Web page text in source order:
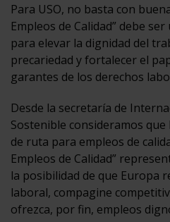
Para USO, no basta con
Empleos de Calidad” debe
para elevar la dignidad del
precariedad y fortalecer el
garantes de los derechos
Desde la secretaría de
Sostenible consideramos
de ruta para empleos de
Empleos de Calidad”
la posibilidad de que Europa
laboral, compagine
ofrezca, por fin, empleos